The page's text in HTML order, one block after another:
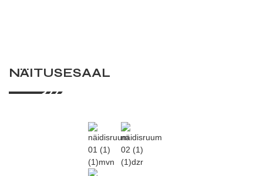
NÄITUSESAAL